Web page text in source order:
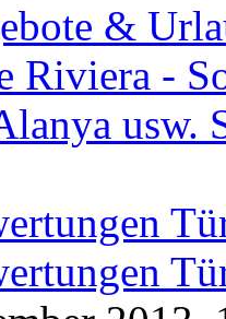
&
Riviera -
usw.